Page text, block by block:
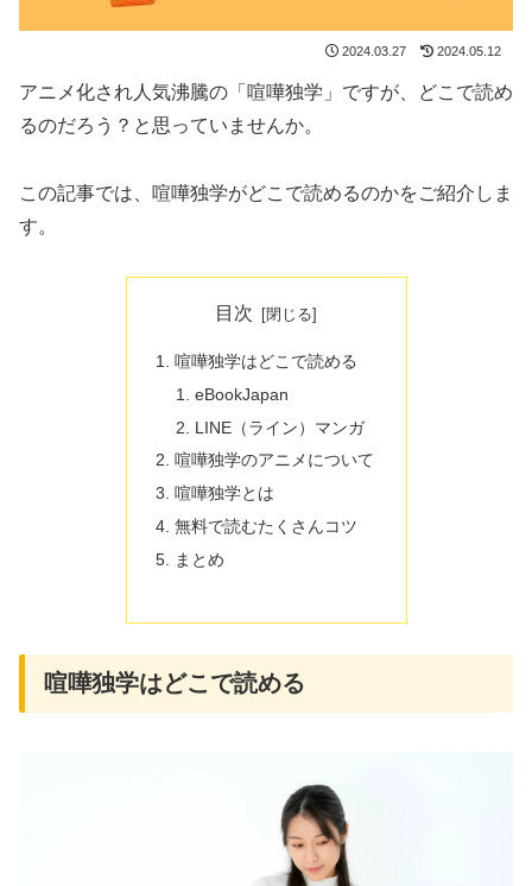
2024.03.27 2024.05.12
アニメ化され人気沸騰の「喧嘩独学」ですが、どこで読め
るのだろう？と思っていませんか。
この記事では、喧嘩独学がどこで読めるのかをご紹介しま
す。
目次
喧嘩独学はどこで読める
eBookJapan
LINE（ライン）マンガ
喧嘩独学のアニメについて
喧嘩独学とは
無料で読むたくさんコツ
まとめ
喧嘩独学はどこで読める